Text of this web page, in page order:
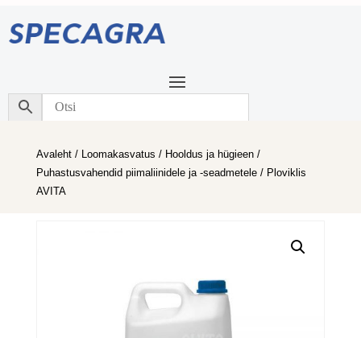
Avaleht/ Loomakasvatus / Hooldus ja hügieen/
Puhastusvahendid piimaliinidele ja -seadmetele/ Ploviklis
AVITA